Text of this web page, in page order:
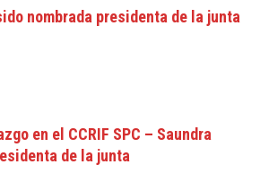
nombrada presidenta de la junta
en el CCRIF SPC – Saundra
de la junta